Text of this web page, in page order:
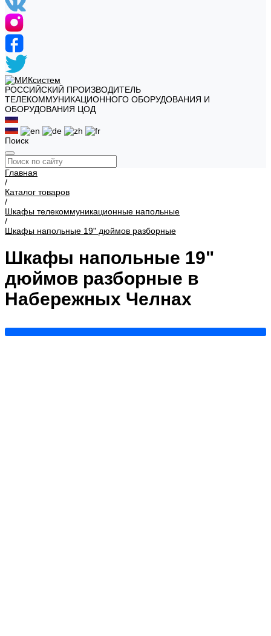
РОССИЙСКИЙ ПРОИЗВОДИТЕЛЬ
ТЕЛЕКОММУНИКАЦИОННОГО ОБОРУДОВАНИЯ И
ОБОРУДОВАНИЯ ЦОД
Поиск
Главная
/
Каталог товаров
/
Шкафы телекоммуникационные напольные
/
Шкафы напольные 19" дюймов разборные
Шкафы напольные 19"
дюймов разборные в
Набережных Челнах